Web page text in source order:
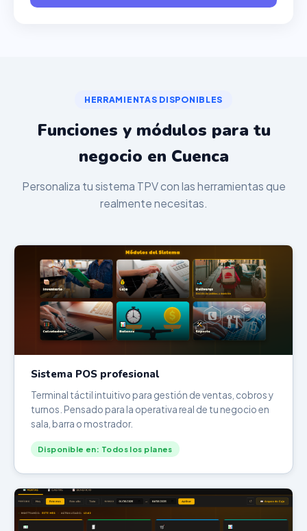
HERRAMIENTAS DISPONIBLES
Funciones y módulos para tu
negocio en Cuenca
Personaliza tu sistema TPV con las herramientas que
realmente necesitas.
Sistema POS profesional
Terminal táctil intuitivo para gestión de ventas, cobros y
turnos. Pensado para la operativa real de tu negocio en
sala, barra o mostrador.
Disponible en: Todos los planes